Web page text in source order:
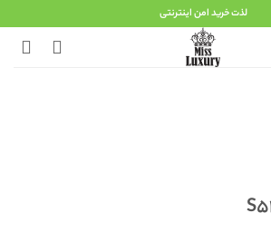
لذت خرید امن اینترنتی